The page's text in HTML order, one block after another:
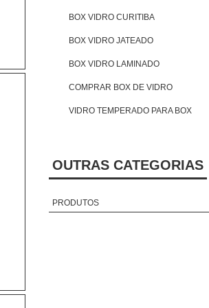
BOX VIDRO CURITIBA
BOX VIDRO JATEADO
BOX VIDRO LAMINADO
COMPRAR BOX DE VIDRO
VIDRO TEMPERADO PARA BOX
OUTRAS CATEGORIAS
PRODUTOS